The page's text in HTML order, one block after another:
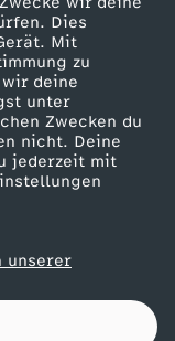
Dies
Mit
zu
deine
unter
Zwecken du
nicht. Deine
jederzeit mit
unserer